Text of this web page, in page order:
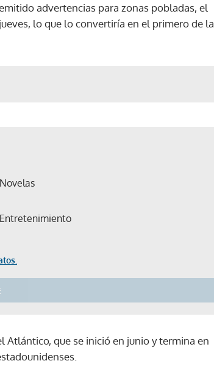
advertencias para zonas pobladas, el
lo que lo convertiría en el primero de la
Novelas
Entretenimiento
Atlántico, que se inició en junio y termina en